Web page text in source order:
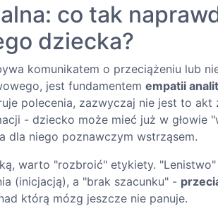
co tak
dziecka?
komunikatem o przeciążeniu lub
jest fundamentem empatii
polecenia, zazwyczaj nie jest to akt
- dziecko może mieć już w głowie
dla niego poznawczym wstrząsem.
warto "rozbroić" etykiety.
(inicjacją), a "brak szacunku" -
którą mózg jeszcze nie panuje.